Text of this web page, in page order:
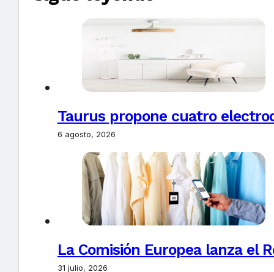
Taurus propone cuatro
6 agosto, 2026
La Comisión Europea lanza el
31 julio, 2026